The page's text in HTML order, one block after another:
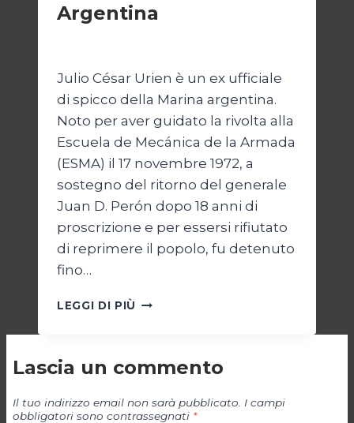
Argentina
Julio César Urien è un ex ufficiale
di spicco della Marina argentina.
Noto per aver guidato la rivolta alla
Escuela de Mecánica de la Armada
(ESMA) il 17 novembre 1972, a
sostegno del ritorno del generale
Juan D. Perón dopo 18 anni di
proscrizione e per essersi rifiutato
di reprimere il popolo, fu detenuto
fino…
LEGGI DI PIÙ PARALLELO
IN
Lascia un commento
Il tuo indirizzo email non sarà pubblicato. I campi
obbligatori sono contrassegnati *